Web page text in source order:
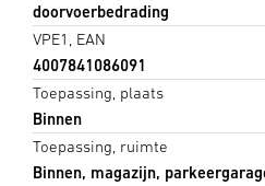
doorvoerbedrading
VPE1, EAN
4007841086091
Toepassing, plaats
Binnen
Toepassing, ruimte
Binnen, magazijn,